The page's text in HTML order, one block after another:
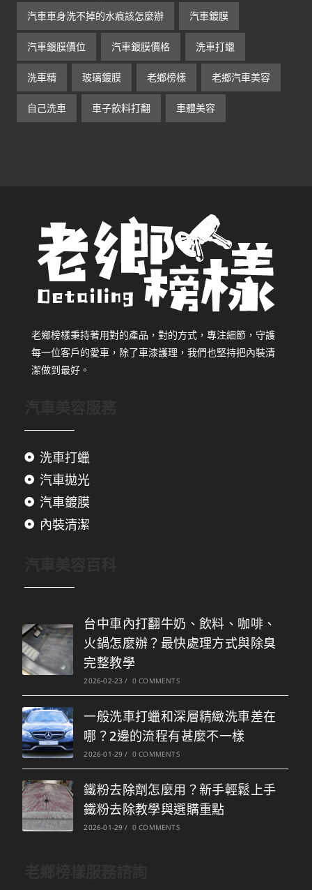
汽車車身洗不掉的水痕該怎麼辦 汽車鍍膜
汽車鍍膜價位 汽車鍍膜價格 洗車打蠟
洗車精 玻璃鍍膜 老鄉榜樣 老鄉汽車美容
自己洗車 車子飲料打翻 車體美容
老鄉榜樣秉持著用對的產品，對的方式，專注細節，守護
每一位客戶的愛車，除了車漆護理，我們也堅持把內裝清
潔做到最好。
洗車打蠟
汽車拋光
汽車鍍膜
內裝清潔
台中車內打翻牛奶、飲料、咖啡、
火鍋怎麼辦？最快處理方式與除臭
完整教學
2026-02-23 / 0 COMMENTS
一般洗車打蠟和深層精緻洗車差在
哪？2邊的流程有甚麼不一樣
2026-01-29 / 0 COMMENTS
鐵粉去除劑怎麼用？新手輕鬆上手
鐵粉去除教學與選購重點
2026-01-29 / 0 COMMENTS